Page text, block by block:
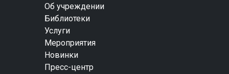
Об учреждении
Библиотеки
Услуги
Мероприятия
Новинки
Пресс-центр